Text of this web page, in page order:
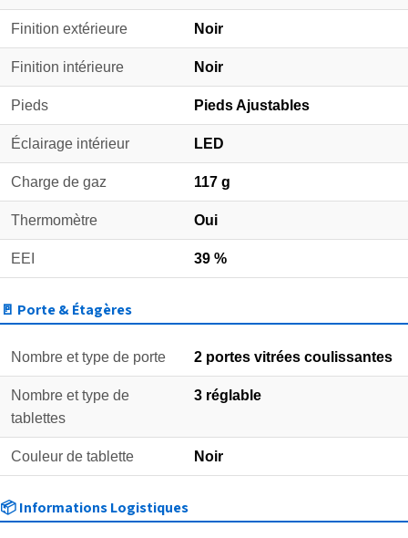
Finition extérieure Noir
Finition intérieure Noir
Pieds Pieds Ajustables
Éclairage intérieur LED
Charge de gaz 117 g
Thermomètre Oui
EEI 39 %
🚪 Porte & Étagères
Nombre et type de porte 2 portes vitrées coulissantes
Nombre et type de
tablettes
3 réglable
Couleur de tablette Noir
📦 Informations Logistiques